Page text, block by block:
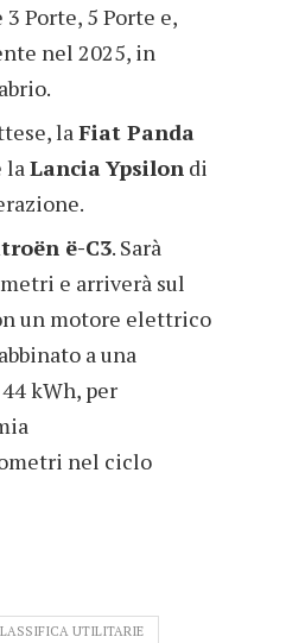
Porte, 5 Porte e,
nel 2025, in
laFiat Panda
laLancia Ypsilon di
ë-C3. Sarà
e arriverà sul
un motore elettrico
a una
kWh, per
nel ciclo
UTILITARIE